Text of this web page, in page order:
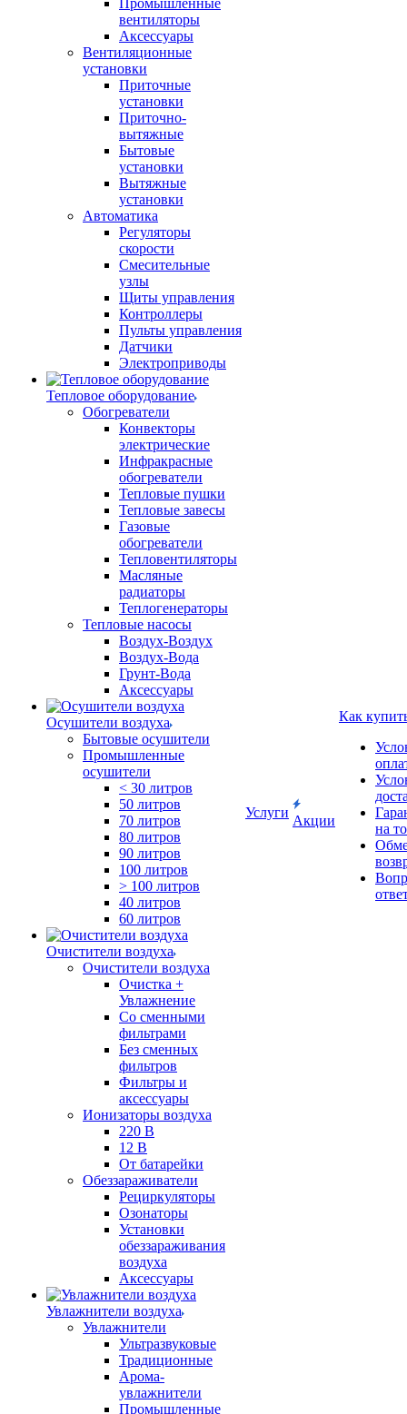
Промышленные
вентиляторы
Аксессуары
Вентиляционные
установки
Приточные
установки
Приточно-
вытяжные
Бытовые
установки
Вытяжные
установки
Автоматика
Регуляторы
скорости
Смесительные
узлы
Щиты управления
Контроллеры
Пульты управления
Датчики
Электроприводы
Тепловое оборудование
Обогреватели
Конвекторы
электрические
Инфракрасные
обогреватели
Тепловые пушки
Тепловые завесы
Газовые
обогреватели
Тепловентиляторы
Масляные
радиаторы
Теплогенераторы
Тепловые насосы
Воздух-Воздух
Воздух-Вода
Грунт-Вода
Аксессуары
Осушители воздуха
Бытовые осушители
Промышленные
осушители
< 30 литров
50 литров
70 литров
80 литров
90 литров
100 литров
> 100 литров
40 литров
60 литров
Очистители воздуха
Очистители воздуха
Очистка +
Увлажнение
Cо сменными
фильтрами
Без сменных
фильтров
Фильтры и
аксессуары
Ионизаторы воздуха
220 В
12 В
От батарейки
Обеззараживатели
Рециркуляторы
Озонаторы
Установки
обеззараживания
воздуха
Аксессуары
Увлажнители воздуха
Увлажнители
Ультразвуковые
Традиционные
Арома-
увлажнители
Промышленные
Услуги
Акции
Как
на